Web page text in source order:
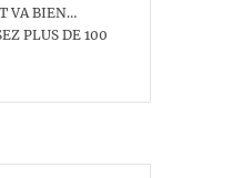
VA BIEN…
PLUS DE 100